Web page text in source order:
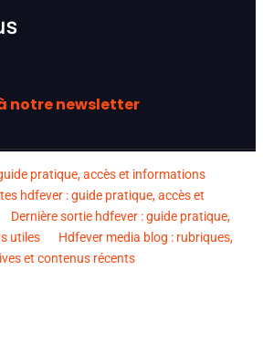
notre newsletter
pratique, accès et informations
hdfever : guide pratique, accès et
Dernière sortie hdfever : guide pratique,
utiles
Hdfever media blog : rubriques,
et contenus récents